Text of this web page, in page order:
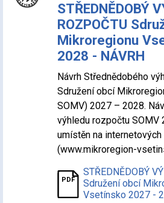
STŘEDNĚDOBÝ
ROZPOČTU
Mikroregionu
2028 - NÁVRH
Návrh Střednědobého
Sdružení obcí
SOMV) 2027 – 2028.
výhledu rozpočtu SOMV
umístěn na
(www.mikroregion-
STŘEDNĚDOBÝ
Sdružení obcí
Vsetínsko 2027 -